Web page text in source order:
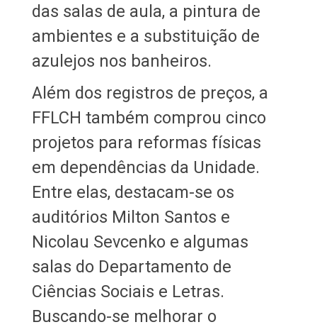
das salas de aula, a pintura de
ambientes e a substituição de
azulejos nos banheiros.
Além dos registros de preços, a
FFLCH também comprou cinco
projetos para reformas físicas
em dependências da Unidade.
Entre elas, destacam-se os
auditórios Milton Santos e
Nicolau Sevcenko e algumas
salas do Departamento de
Ciências Sociais e Letras.
Buscando-se melhorar o